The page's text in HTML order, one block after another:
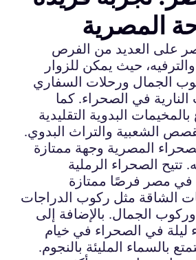
المصرية
على العديد من الفرص
حيث يمكن للزوار
الجمال ورحلات السفاري
في الصحراء. كما
البدوية التقليدية
الشعبية والتراث البدوي.
المصرية وجهة ممتازة
تتيح الصحراء الرملية
في مصر فرصًا ممتازة
الشاقة مثل ركوب الدراجات
وركوب الجمال. بالإضافة إلى
ليلة في الصحراء في خيام
بالسماء المليئة بالنجوم.